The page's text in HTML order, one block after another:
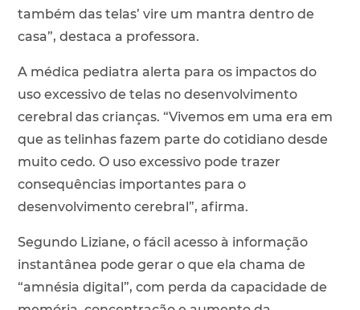
também das telas’ vire um mantra dentro de
casa”, destaca a professora.
A médica pediatra alerta para os impactos do
uso excessivo de telas no desenvolvimento
cerebral das crianças. “Vivemos em uma era em
que as telinhas fazem parte do cotidiano desde
muito cedo. O uso excessivo pode trazer
consequências importantes para o
desenvolvimento cerebral”, afirma.
Segundo Liziane, o fácil acesso à informação
instantânea pode gerar o que ela chama de
“amnésia digital”, com perda da capacidade de